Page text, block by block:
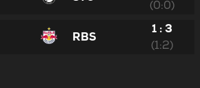
(0:0)
RBS
1 : 3
(1:2)